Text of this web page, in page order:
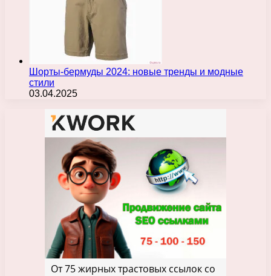
Шорты-бермуды 2024: новые тренды и модные
стили
03.04.2025